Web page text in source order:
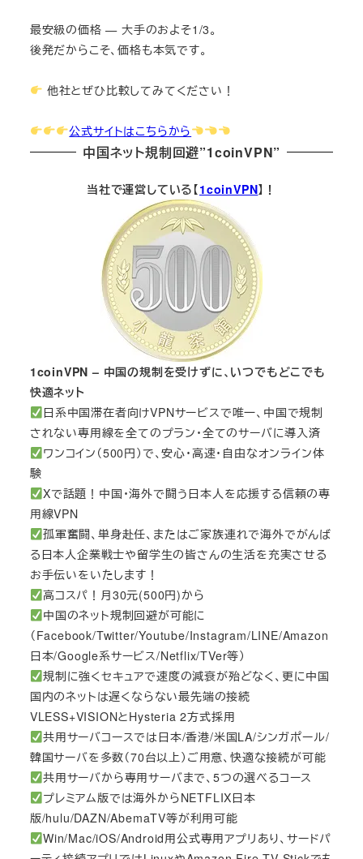
最安級の価格 — 大手のおよそ1/3。
後発だからこそ、価格も本気です。
他社とぜひ比較してみてください！
公式サイトはこちらから
中国ネット規制回避”1coinVPN”
当社で運営している【1coinVPN】！
1coinVPN – 中国の規制を受けずに、いつでもどこでも
快適ネット
日系中国滞在者向けVPNサービスで唯一、中国で規制
されない専用線を全てのプラン・全てのサーバに導入済
ワンコイン（500円）で、安心・高速・自由なオンライン体
験
Xで話題！中国・海外で闘う日本人を応援する信頼の専
用線VPN
孤軍奮闘、単身赴任、またはご家族連れで海外でがんば
る日本人企業戦士や留学生の皆さんの生活を充実させる
お手伝いをいたします！
高コスパ！月30元(500円)から
中国のネット規制回避が可能に
（Facebook/Twitter/Youtube/Instagram/LINE/Amazon
日本/Google系サービス/Netflix/TVer等）
規制に強くセキュアで速度の減衰が殆どなく、更に中国
国内のネットは遅くならない最先端の接続
VLESS+VISIONとHysteria 2方式採用
共用サーバコースでは日本/香港/米国LA/シンガポール/
韓国サーバを多数（70台以上）ご用意、快適な接続が可能
共用サーバから専用サーバまで、5つの選べるコース
プレミアム版では海外からNETFLIX日本
版/hulu/DAZN/AbemaTV等が利用可能
Win/Mac/iOS/Android用公式専用アプリあり、サードパ